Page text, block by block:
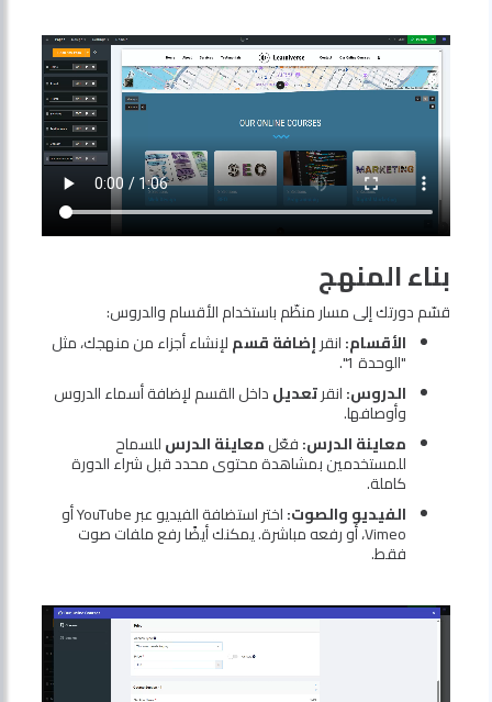
بناء المنهج
قسّم دورتك إلى مسار منظّم باستخدام الأقسام والدروس:
الأقسام:انقرإضافة قسملإنشاء أجزاء من منهجك، مثل
"الوحدة 1".
الدروس:انقرتعديلداخل القسم لإضافة أسماء الدروس
وأوصافها.
معاينة الدرس:فعّلمعاينة الدرسللسماح
للمستخدمين بمشاهدة محتوى محدد قبل شراء الدورة
كاملة.
الفيديو والصوت:
اختر استضافة الفيديو عبر YouTube أو
Vimeo، أو رفعه مباشرة. يمكنك أيضًا رفع ملفات صوت
فقط.